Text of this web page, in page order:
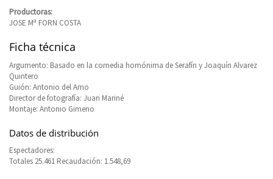
Productoras:
JOSE Mª FORN COSTA
Ficha técnica
Argumento: Basado en la comedia homónima de Serafín y Joaquín Alvarez
Quintero
Guión: Antonio del Amo
Director de fotografía: Juan Mariné
Montaje: Antonio Gimeno
Datos de distribución
Espectadores:
Totales 25.461 Recaudación: 1.548,69